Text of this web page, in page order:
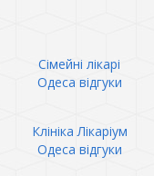
Сімейні лікарі
Одеса відгуки
Клініка Лікаріум
Одеса відгуки